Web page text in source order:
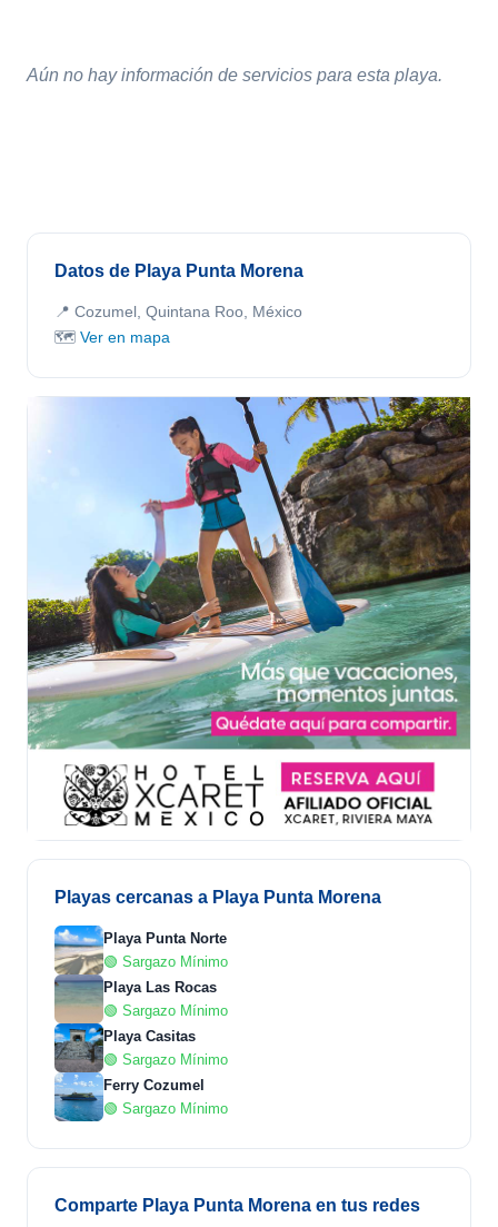
Aún no hay información de servicios para esta playa.
Datos de Playa Punta Morena
📍 Cozumel, Quintana Roo, México
🗺️ Ver en mapa
Playas cercanas a Playa Punta Morena
Playa Punta Norte
🟢 Sargazo Mínimo
Playa Las Rocas
🟢 Sargazo Mínimo
Playa Casitas
🟢 Sargazo Mínimo
Ferry Cozumel
🟢 Sargazo Mínimo
Comparte Playa Punta Morena en tus redes